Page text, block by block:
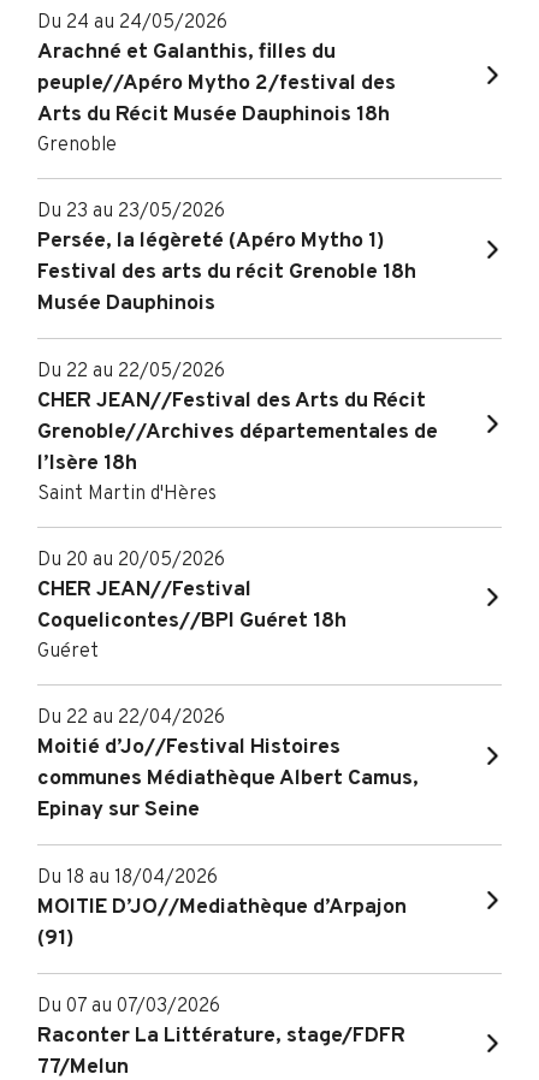
Du 24 au 24/05/2026
Arachné et Galanthis, filles du
peuple//Apéro Mytho 2/festival des
Arts du Récit Musée Dauphinois 18h
Grenoble
Du 23 au 23/05/2026
Persée, la légèreté (Apéro Mytho 1)
Festival des arts du récit Grenoble 18h
Musée Dauphinois
Du 22 au 22/05/2026
CHER JEAN//Festival des Arts du Récit
Grenoble//Archives départementales de
l’Isère 18h
Saint Martin d'Hères
Du 20 au 20/05/2026
CHER JEAN//Festival
Coquelicontes//BPI Guéret 18h
Guéret
Du 22 au 22/04/2026
Moitié d’Jo//Festival Histoires
communes Médiathèque Albert Camus,
Epinay sur Seine
Du 18 au 18/04/2026
MOITIE D’JO//Mediathèque d’Arpajon
(91)
Du 07 au 07/03/2026
Raconter La Littérature, stage/FDFR
77/Melun